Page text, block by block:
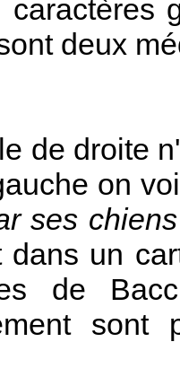
caractères
deux
de droite
on
ses chiens
dans un
de